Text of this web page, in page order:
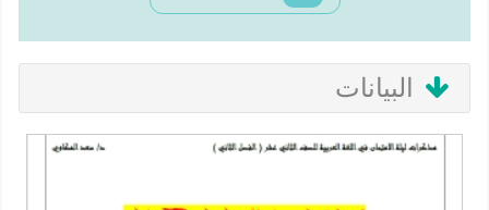
البيانات